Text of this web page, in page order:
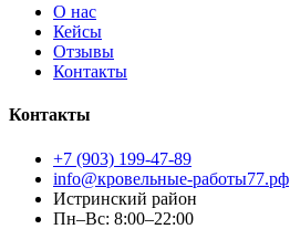
О нас
Кейсы
Отзывы
Контакты
Контакты
+7 (903) 199-47-89
info@кровельные-работы77.рф
Истринский район
Пн–Вс: 8:00–22:00